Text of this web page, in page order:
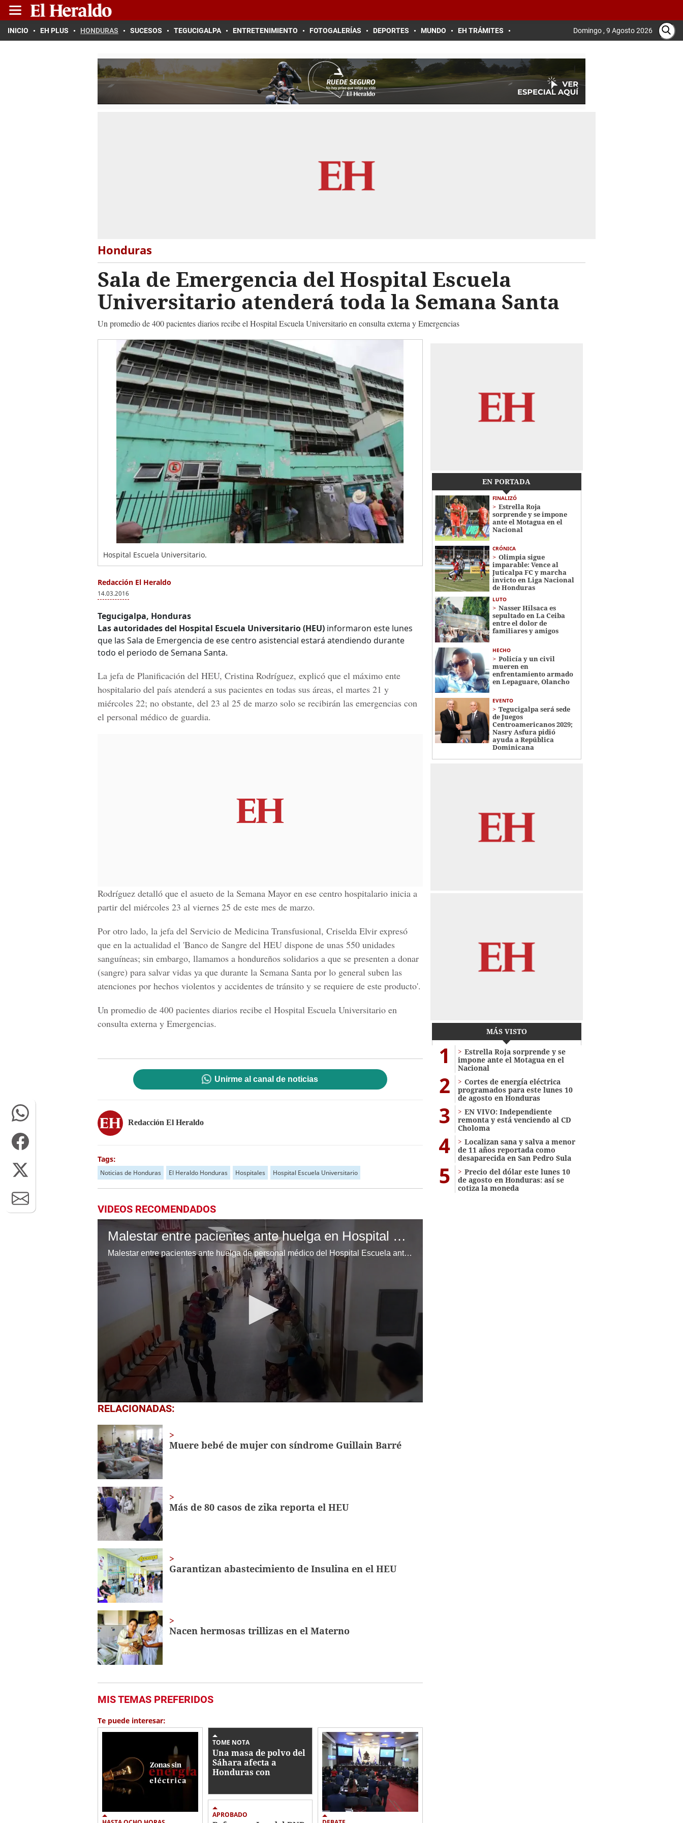
INICIO EH PLUS HONDURAS SUCESOS TEGUCIGALPA ENTRETENIMIENTO FOTOGALERÍAS DEPORTES MUNDO EH TRÁMITES Domingo , 9 Agosto 2026
Honduras
Sala de Emergencia del Hospital Escuela
Universitario atenderá toda la Semana Santa
Un promedio de 400 pacientes diarios recibe el Hospital Escuela Universitario en consulta externa y Emergencias
Hospital Escuela Universitario.
Redacción El Heraldo
14.03.2016
Tegucigalpa, Honduras
Las autoridades del Hospital Escuela Universitario (HEU) informaron este lunes
que las Sala de Emergencia de ese centro asistencial estará atendiendo durante
todo el periodo de Semana Santa.
La jefa de Planificación del HEU, Cristina Rodríguez, explicó que el máximo ente
hospitalario del país atenderá a sus pacientes en todas sus áreas, el martes 21 y
miércoles 22; no obstante, del 23 al 25 de marzo solo se recibirán las emergencias con
el personal médico de guardia.
Rodríguez detalló que el asueto de la Semana Mayor en ese centro hospitalario inicia a
partir del miércoles 23 al viernes 25 de este mes de marzo.
Por otro lado, la jefa del Servicio de Medicina Transfusional, Criselda Elvir expresó
que en la actualidad el 'Banco de Sangre del HEU dispone de unas 550 unidades
sanguíneas; sin embargo, llamamos a hondureños solidarios a que se presenten a donar
(sangre) para salvar vidas ya que durante la Semana Santa por lo general suben las
atenciones por hechos violentos y accidentes de tránsito y se requiere de este producto'.
Un promedio de 400 pacientes diarios recibe el Hospital Escuela Universitario en
consulta externa y Emergencias.
Unirme al canal de noticias
Redacción El Heraldo
Tags:
Noticias de Honduras El Heraldo Honduras Hospitales Hospital Escuela Universitario
VIDEOS RECOMENDADOS
Malestar entre pacientes ante huelga en Hospital Escuela
Malestar entre pacientes ante huelga de personal médico del Hospital Escuela ante falta de pago en seis meses
0
seconds
minute,
32
secondsVolume
0%
RELACIONADAS:
Muere bebé de mujer con síndrome Guillain Barré
Más de 80 casos de zika reporta el HEU
Garantizan abastecimiento de Insulina en el HEU
Nacen hermosas trillizas en el Materno
MIS TEMAS PREFERIDOS
Te puede interesar:
TOME NOTA
Una masa de polvo del
Sáhara afecta a
Honduras con
moderadas de
partículas
APROBADO
EN PORTADA
FINALIZÓ
Estrella Roja
sorprende y se impone
ante el Motagua en el
Nacional
CRÓNICA
Olimpia sigue
imparable: Vence al
Juticalpa FC y marcha
invicto en Liga Nacional
de Honduras
LUTO
Nasser Hilsaca es
sepultado en La Ceiba
entre el dolor de
familiares y amigos
HECHO
Policía y un civil
mueren en
enfrentamiento armado
en Lepaguare, Olancho
EVENTO
Tegucigalpa será sede
de Juegos
Centroamericanos 2029;
Nasry Asfura pidió
ayuda a República
Dominicana
MÁS VISTO
1
Estrella Roja sorprende y se
impone ante el Motagua en el
Nacional
2
Cortes de energía eléctrica
programados para este lunes 10
de agosto en Honduras
3
EN VIVO: Independiente
remonta y está venciendo al CD
Choloma
4
Localizan sana y salva a menor
de 11 años reportada como
desaparecida en San Pedro Sula
5
Precio del dólar este lunes 10
de agosto en Honduras: así se
cotiza la moneda